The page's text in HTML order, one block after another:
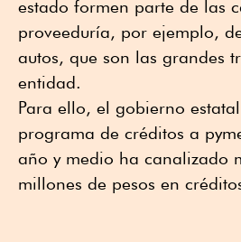
estado formen parte de las
proveeduría, por ejemplo,
autos, que son las grandes
entidad.
Para ello, el gobierno
programa de créditos a
año y medio ha canalizado
millones de pesos en